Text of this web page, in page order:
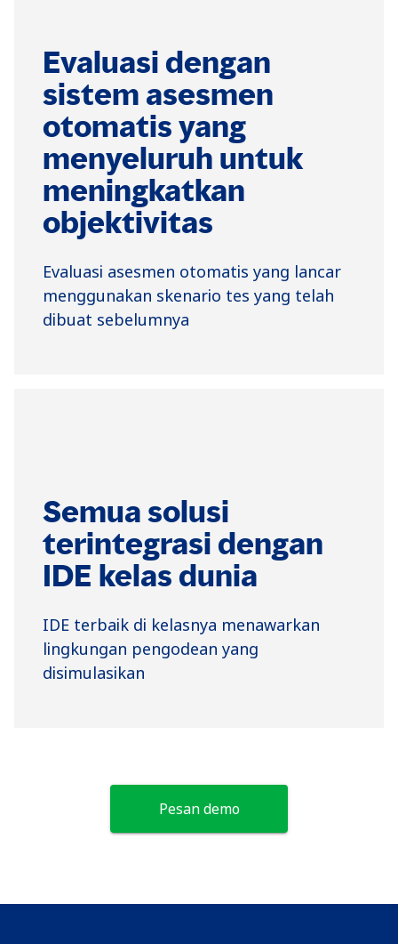
Evaluasi dengan
sistem asesmen
otomatis yang
menyeluruh untuk
meningkatkan
objektivitas
Evaluasi asesmen otomatis yang lancar
menggunakan skenario tes yang telah
dibuat sebelumnya
Semua solusi
terintegrasi dengan
IDE kelas dunia
IDE terbaik di kelasnya menawarkan
lingkungan pengodean yang
disimulasikan
Pesan demo